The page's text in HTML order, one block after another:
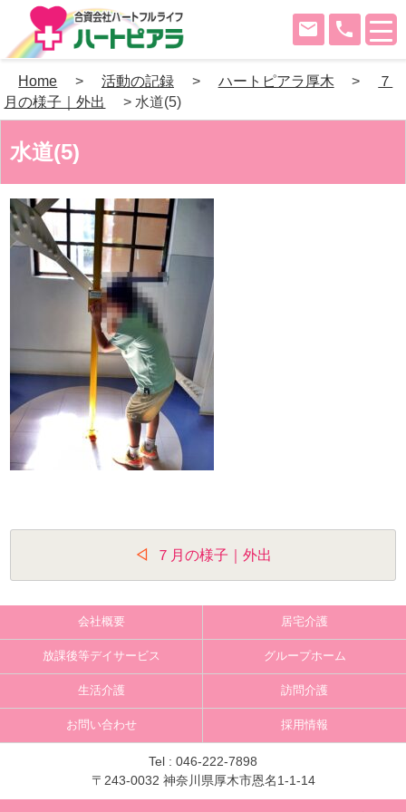
Skip
to
phone
mail
Home > 活動の記録 > ハートピアラ厚木 >
７
月の様子｜外出
> 水道(5)
水道(5)
稿
ナ
ビ
ゲ
ン
７月の様子｜外出
会社概要 居宅介護
放課後等デイサービス グループホーム
生活介護 訪問介護
お問い合わせ 採用情報
Tel : 046-222-7898
〒243-0032 神奈川県厚木市恩名1-1-14